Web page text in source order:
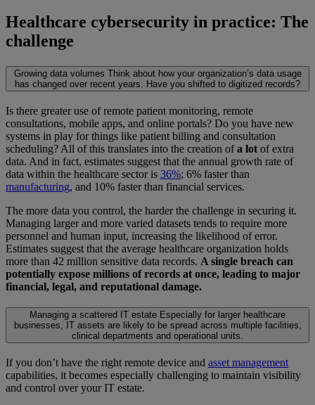
Healthcare cybersecurity in practice: The
challenge
Growing data volumes Think about how your organization’s data usage
has changed over recent years. Have you shifted to digitized records?
Is there greater use of remote patient monitoring, remote
consultations, mobile apps, and online portals? Do you have new
systems in play for things like patient billing and consultation
scheduling? All of this translates into the creation ofa lot of extra
data. And in fact, estimates suggest that the annual growth rate of
data within the healthcare sector is 36%; 6% faster than
manufacturing, and 10% faster than financial services.
The more data you control, the harder the challenge in securing it.
Managing larger and more varied datasets tends to require more
personnel and human input, increasing the likelihood of error.
Estimates suggest that the average healthcare organization holds
more than 42 million sensitive data records. A single breach can
potentially expose millions of records at once, leading to major
financial, legal, and reputational damage.
Managing a scattered IT estate Especially for larger healthcare
businesses, IT assets are likely to be spread across multiple facilities,
clinical departments and operational units.
If you don’t have the right remote device and asset management
capabilities, it becomes especially challenging to maintain visibility
and control over your IT estate.